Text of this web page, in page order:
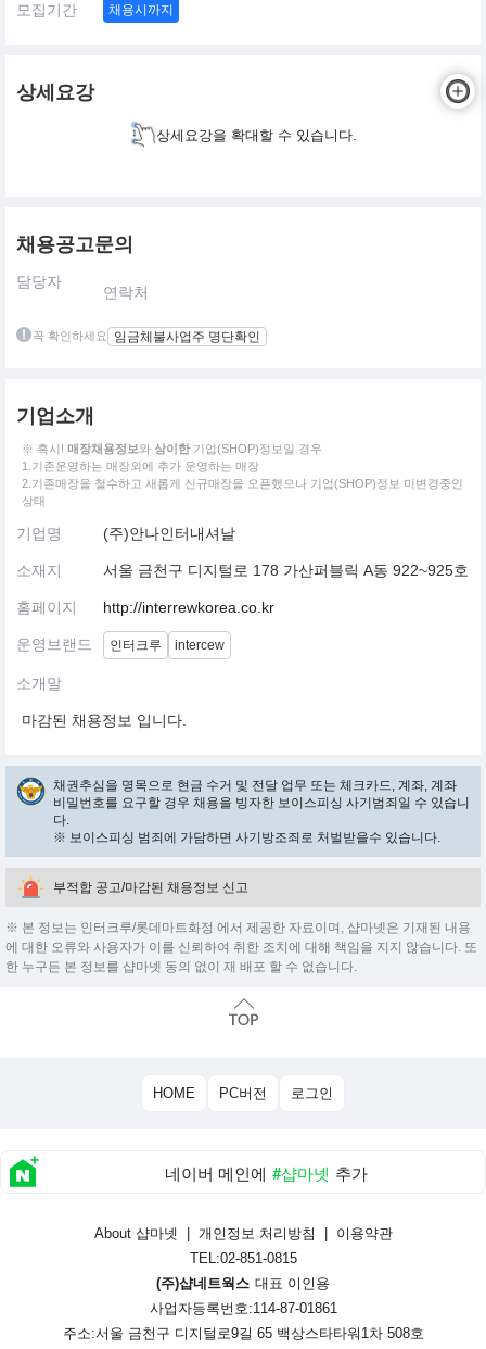
모집기간 채용시까지
상세요강
상세요강을 확대할 수 있습니다.
채용공고문의
담당자
연락처
꼭 확인하세요 임금체불사업주 명단확인
기업소개
※ 혹시! 매장채용정보와 상이한 기업(SHOP)정보일 경우
1.기존운영하는 매장외에 추가 운영하는 매장
2.기존매장을 철수하고 새롭게 신규매장을 오픈했으나 기업(SHOP)정보 미변경중인
상태
기업명 (주)안나인터내셔날
소재지 서울 금천구 디지털로 178 가산퍼블릭 A동 922~925호
홈페이지 http://interrewkorea.co.kr
운영브랜드 인터크루 intercew
소개말
마감된 채용정보 입니다.
채권추심을 명목으로 현금 수거 및 전달 업무 또는 체크카드, 계좌, 계좌
비밀번호를 요구할 경우 채용을 빙자한 보이스피싱 사기범죄일 수 있습니
다.
※ 보이스피싱 범죄에 가담하면 사기방조죄로 처벌받을수 있습니다.
부적합 공고/마감된 채용정보 신고
※ 본 정보는 인터크루/롯데마트화정 에서 제공한 자료이며, 샵마넷은 기재된 내용
에 대한 오류와 사용자가 이를 신뢰하여 취한 조치에 대해 책임을 지지 않습니다. 또
한 누구든 본 정보를 샵마넷 동의 없이 재 배포 할 수 없습니다.
HOME PC버전 로그인
네이버 메인에 #샵마넷 추가
About 샵마넷 개인정보 처리방침
이용약관
TEL:02-851-0815
(주)샵네트웍스 대표 이인용
사업자등록번호:114-87-01861
주소:서울 금천구 디지털로9길 65 백상스타타워1차 508호